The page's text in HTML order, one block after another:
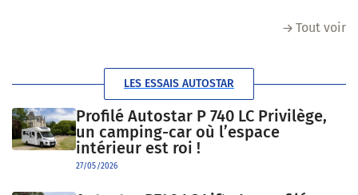
Tout voir
LES ESSAIS AUTOSTAR
Profilé Autostar P 740 LC Privilège,
un camping-car où l’espace
intérieur est roi !
27/05/2026